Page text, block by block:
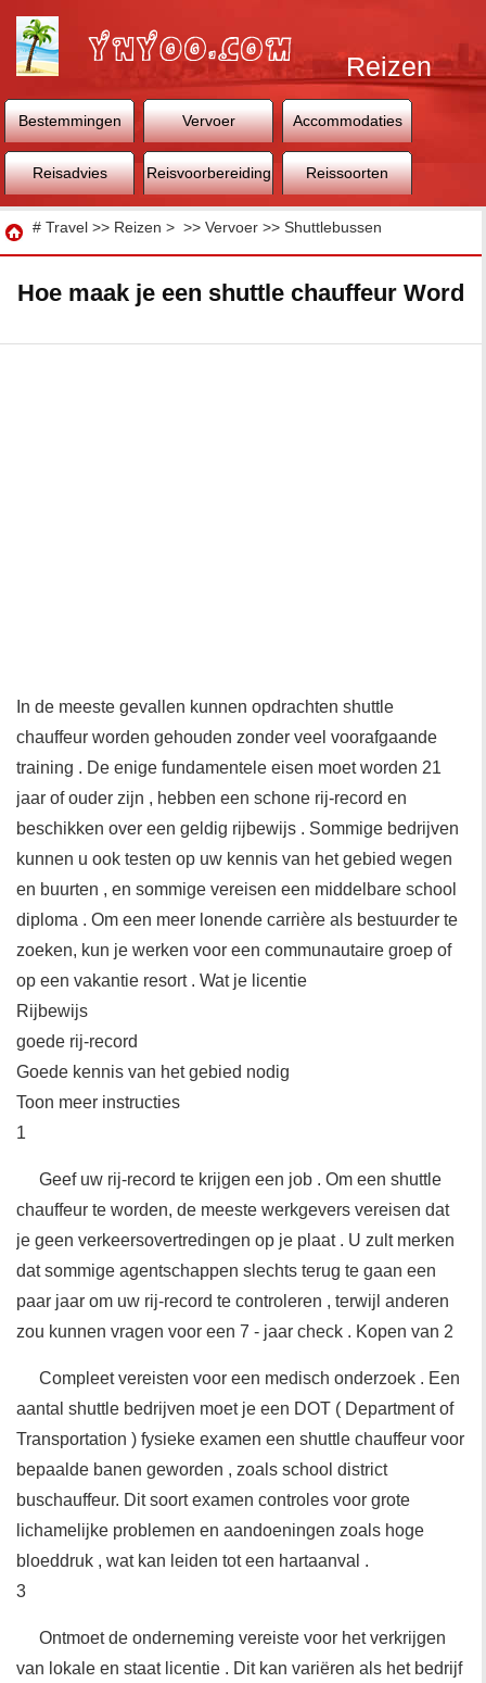
Reizen
Bestemmingen Vervoer Accommodaties
Reisadvies Reisvoorbereiding Reissoorten
Reizen
# Travel >> Reizen > >> Vervoer >> Shuttlebussen
Hoe maak je een shuttle chauffeur Word
In de meeste gevallen kunnen opdrachten shuttle
chauffeur worden gehouden zonder veel voorafgaande
training . De enige fundamentele eisen moet worden 21
jaar of ouder zijn , hebben een schone rij-record en
beschikken over een geldig rijbewijs . Sommige bedrijven
kunnen u ook testen op uw kennis van het gebied wegen
en buurten , en sommige vereisen een middelbare school
diploma . Om een meer lonende carrière als bestuurder te
zoeken, kun je werken voor een communautaire groep of
op een vakantie resort . Wat je licentie
Rijbewijs
goede rij-record
Goede kennis van het gebied nodig
Toon meer instructies
1
Geef uw rij-record te krijgen een job . Om een ​​shuttle
chauffeur te worden, de meeste werkgevers vereisen dat
je geen verkeersovertredingen op je plaat . U zult merken
dat sommige agentschappen slechts terug te gaan een
paar jaar om uw rij-record te controleren , terwijl anderen
zou kunnen vragen voor een 7 - jaar check . Kopen van 2
Compleet vereisten voor een medisch onderzoek . Een
aantal shuttle bedrijven moet je een DOT ( Department of
Transportation ) fysieke examen een shuttle chauffeur voor
bepaalde banen geworden , zoals school district
buschauffeur. Dit soort examen controles voor grote
lichamelijke problemen en aandoeningen zoals hoge
bloeddruk , wat kan leiden tot een hartaanval .
3
Ontmoet de onderneming vereiste voor het verkrijgen
van lokale en staat licentie . Dit kan variëren als het bedrijf